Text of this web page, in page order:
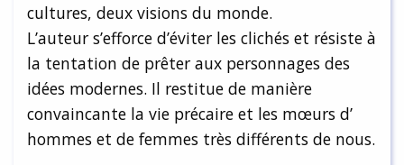
cultures, deux visions du monde.
L’auteur s’efforce d’éviter les clichés et résiste à
la tentation de prêter aux personnages des
idées modernes. Il restitue de manière
convaincante la vie précaire et les mœurs d’
hommes et de femmes très différents de nous.